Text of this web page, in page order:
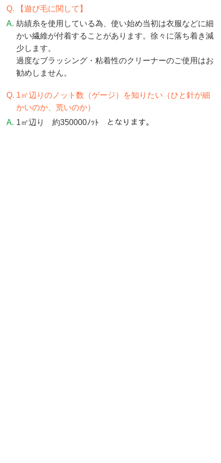
【遊び毛に関して】
紡績糸を使用している為、使い始め当初は衣服などに細
かい繊維が付着することがあります。徐々に落ち着き減
少します。
過度なブラッシング・粘着性のクリーナーのご使用はお
勧めしません。
1㎡辺りのノット数（ゲージ）を知りたい（ひと針が細
かいのか、荒いのか）
1㎡辺り 約350000ﾉｯﾄ となります。